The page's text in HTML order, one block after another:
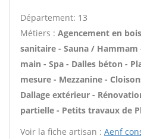
Département: 13
Métiers : Agencement en
sanitaire - Sauna / Hammam
main - Spa - Dalles béton -
mesure - Mezzanine -
Dallage extérieur -
partielle - Petits travaux de
Voir la fiche artisan : Aenf